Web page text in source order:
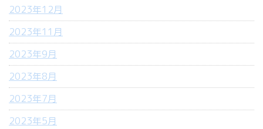
2023年12月
2023年11月
2023年9月
2023年8月
2023年7月
2023年5月